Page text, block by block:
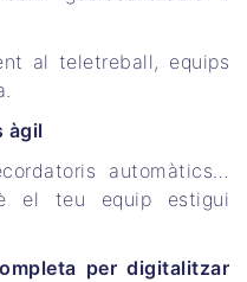
al teletreball, equips
àgil
automàtics…
el teu equip estigui
per digitalitzar